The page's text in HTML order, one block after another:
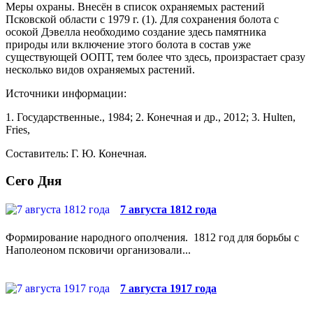
Меры охраны. Внесён в список охраняемых растений
Псковской области с 1979 г. (1). Для сохра­нения болота с
осокой Дэвелла необходимо создание здесь памятника
природы или включение этого боло­та в состав уже
существующей ООПТ, тем более что здесь, произрастает сразу
несколько видов охраняе­мых растений.
Источники информации:
1. Государственные., 1984; 2. Конечная и др., 2012; 3. Hulten,
Fries,
Составитель: Г. Ю. Конечная.
Сего Дня
7 августа 1812 года
Формирование народного ополчения. 1812 год для борьбы с
Наполеоном псковичи организовали...
7 августа 1917 года